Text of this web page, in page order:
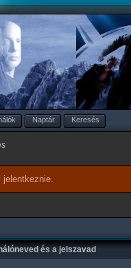
Naptár Keresés
és a jelszavad